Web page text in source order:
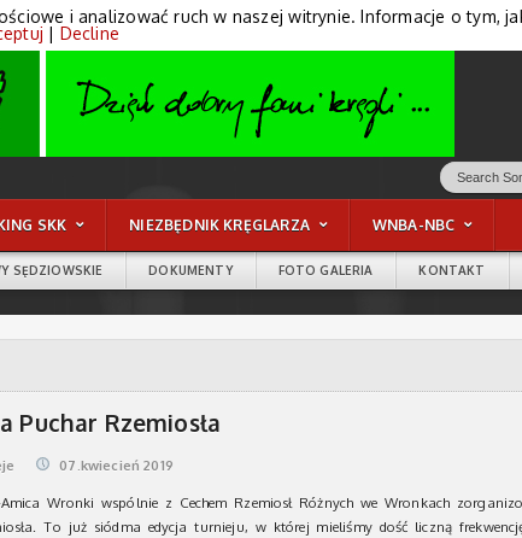
SKK NIEZBĘDNIK KRĘGLARZA WNBA-NBC
SĘDZIOWSKIE DOKUMENTY FOTO GALERIA KONTAKT
Puchar Rzemiosła
07.kwiecień 2019
Wronki wspólnie z Cechem Rzemiosł Różnych we Wronkach
To już siódma edycja turnieju, w której mieliśmy dość liczną
i analizować ruch w naszej witrynie. Informacje o tym,
| Decline